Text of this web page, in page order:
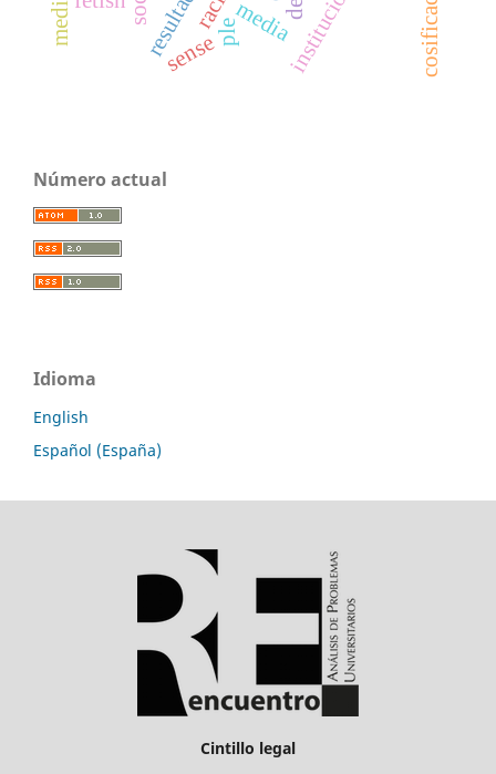
media
ple
sense
Número actual
Idioma
English
Español (España)
Cintillo legal